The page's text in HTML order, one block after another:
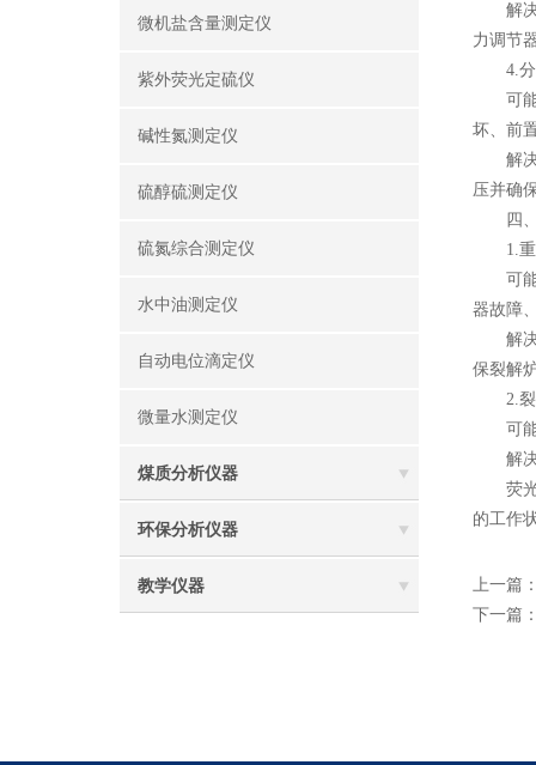
微机盐含量测定仪
紫外荧光定硫仪
碱性氮测定仪
硫醇硫测定仪
硫氮综合测定仪
水中油测定仪
自动电位滴定仪
微量水测定仪
煤质分析仪器
环保分析仪器
教学仪器
解决
力调节
4.分
可能
坏、前
解决
压并确
四、
1.重
可能
器故障
解决
保裂解
2.裂
可能
解决
荧光
的工作
上一篇
下一篇